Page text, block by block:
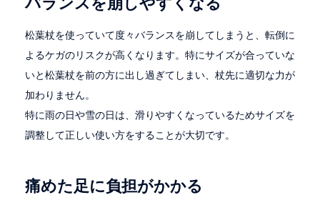
バランスを崩しやすくなる
松葉杖を使っていて度々バランスを崩してしまうと、転倒に
よるケガのリスクが高くなります。特にサイズが合っていな
いと松葉杖を前の方に出し過ぎてしまい、杖先に適切な力が
加わりません。
特に雨の日や雪の日は、滑りやすくなっているためサイズを
調整して正しい使い方をすることが大切です。
痛めた足に負担がかかる